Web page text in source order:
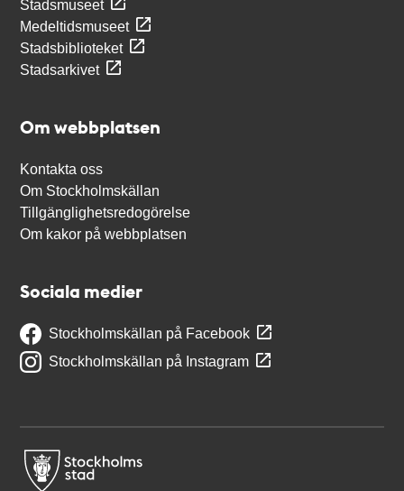
Stadsmuseet
Medeltidsmuseet
Stadsbiblioteket
Stadsarkivet
Om webbplatsen
Kontakta oss
Om Stockholmskällan
Tillgänglighetsredogörelse
Om kakor på webbplatsen
Sociala medier
Stockholmskällan på Facebook
Stockholmskällan på Instagram